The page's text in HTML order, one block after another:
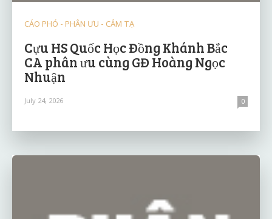
CÁO PHÓ - PHÂN ƯU - CẢM TẠ
Cựu HS Quốc Học Đồng Khánh Bắc
CA phân ưu cùng GĐ Hoàng Ngọc
Nhuận
July 24, 2026 0